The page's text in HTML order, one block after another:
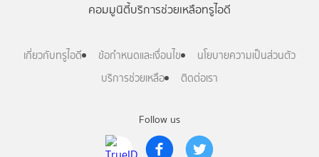
Follow us
คอมมูนิตี้บริการช่วยเหลือทรูไอดี
เกี่ยวกับทรูไอดี ข้อกำหนดและเงื่อนไข
นโยบายความเป็นส่วนตัว
บริการช่วยเหลือ
ติดต่อเรา